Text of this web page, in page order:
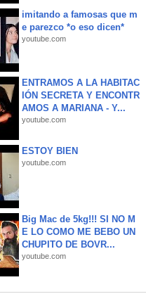
imitando a famosas que m
e parezco *o eso dicen*
youtube.com
ENTRAMOS A LA HABITAC
IÓN SECRETA Y ENCONTR
AMOS A MARIANA - Y...
youtube.com
ESTOY BIEN
youtube.com
Big Mac de 5kg!!! SI NO M
E LO COMO ME BEBO UN
CHUPITO DE BOVR...
youtube.com